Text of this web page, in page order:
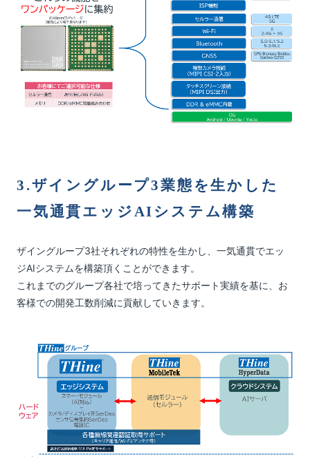
3.ザイングループ3業態を生かした
一気通貫エッジAIシステム構築
ザイングループ3社それぞれの特性を生かし、一気通貫でエッ
ジAIシステムを構築頂くことができます。
これまでのグループ各社で培ってきたサポート実績を基に、お
客様での開発工数削減に貢献していきます。